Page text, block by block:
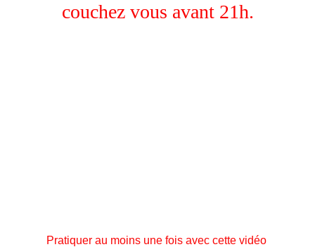
couchez vous avant 21h.
Pratiquer au moins une fois avec cette vidéo